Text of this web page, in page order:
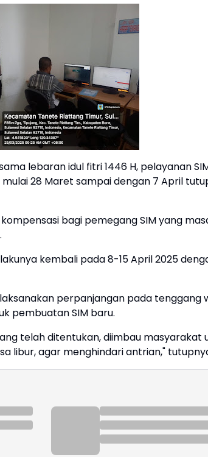
lebaran idul fitri 1446 H, pelayanan
28 Maret sampai dengan 7 April
bagi pemegang SIM yang
kembali pada 8-15 April 2025
perpanjangan pada tenggang
pembuatan SIM baru.
telah ditentukan, diimbau masyarakat
libur, agar menghindari antrian,"